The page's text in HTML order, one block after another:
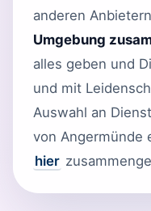
anderen
Umgebung
alles geben und
und mit
Auswahl an
von Angermünde
hier